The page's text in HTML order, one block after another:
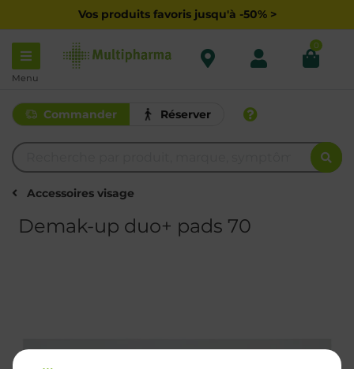
Vos produits favoris jusqu'à -50% >
Menu
0
Commander Réserver
Accessoires visage
Demak-up duo+ pads 70